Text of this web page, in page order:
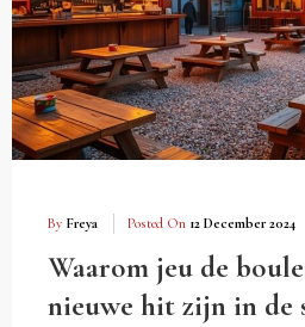
By Freya Posted On 12 December 2024
Waarom jeu de
nieuwe hit zijn in de